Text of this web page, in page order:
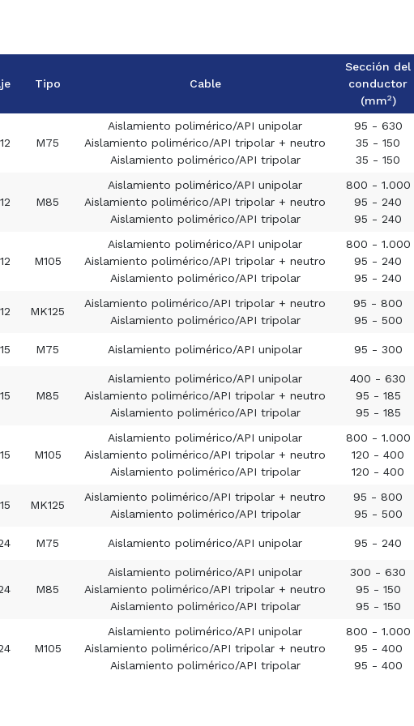
Tipo Cable
Sección del
conductor
(mm2)
12 M75
Aislamiento polimérico/API unipolar
Aislamiento polimérico/API tripolar + neutro
Aislamiento polimérico/API tripolar
95 - 630
35 - 150
35 - 150
12 M85
Aislamiento polimérico/API unipolar
Aislamiento polimérico/API tripolar + neutro
Aislamiento polimérico/API tripolar
800 - 1.000
95 - 240
95 - 240
12 M105
Aislamiento polimérico/API unipolar
Aislamiento polimérico/API tripolar + neutro
Aislamiento polimérico/API tripolar
800 - 1.000
95 - 240
95 - 240
12 MK125
Aislamiento polimérico/API tripolar + neutro
Aislamiento polimérico/API tripolar
95 - 800
95 - 500
15 M75 Aislamiento polimérico/API unipolar 95 - 300
15 M85
Aislamiento polimérico/API unipolar
Aislamiento polimérico/API tripolar + neutro
Aislamiento polimérico/API tripolar
400 - 630
95 - 185
95 - 185
15 M105
Aislamiento polimérico/API unipolar
Aislamiento polimérico/API tripolar + neutro
Aislamiento polimérico/API tripolar
800 - 1.000
120 - 400
120 - 400
15 MK125
Aislamiento polimérico/API tripolar + neutro
Aislamiento polimérico/API tripolar
95 - 800
95 - 500
M75 Aislamiento polimérico/API unipolar 95 - 240
M85
Aislamiento polimérico/API unipolar
Aislamiento polimérico/API tripolar + neutro
Aislamiento polimérico/API tripolar
300 - 630
95 - 150
95 - 150
M105
Aislamiento polimérico/API unipolar
Aislamiento polimérico/API tripolar + neutro
Aislamiento polimérico/API tripolar
800 - 1.000
95 - 400
95 - 400